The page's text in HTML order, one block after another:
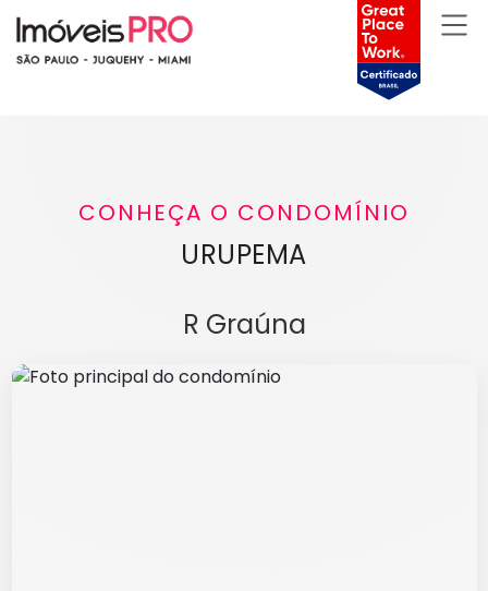
CONHEÇA O CONDOMÍNIO
URUPEMA
R Graúna